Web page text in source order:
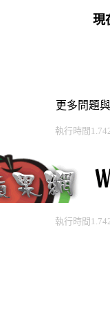
現
更多問題
執行時間
執行時間